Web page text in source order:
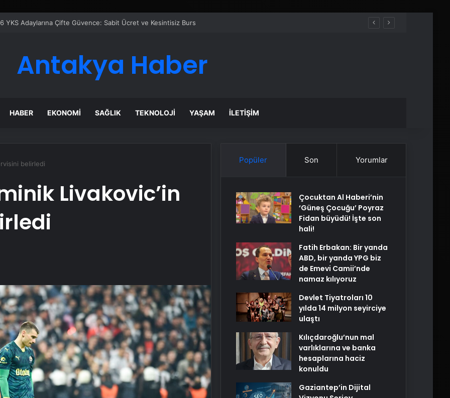
Çözümleriyle Üretim Tesislerine Verimli Sistemler Sunuyor
Antakya Haber
HABER EKONOMI SAĞLIK TEKNOLOJI YAŞAM İLETIŞIM
belirledi
Livakovic’in
Popüler Son Yorumlar
Çocuktan Al Haberi’nin
‘Güneş Çocuğu’ Poyraz
Fidan büyüdü! İşte son
hali!
Fatih Erbakan: Bir yanda
ABD, bir yanda YPG biz
de Emevi Camii’nde
namaz kılıyoruz
Devlet Tiyatroları 10
yılda 14 milyon seyirciye
ulaştı
Kılıçdaroğlu’nun mal
varlıklarına ve banka
hesaplarına haciz
konuldu
Gaziantep’in Dijital